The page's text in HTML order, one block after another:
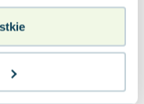
Carr,Louise Fuller
po stracie matki